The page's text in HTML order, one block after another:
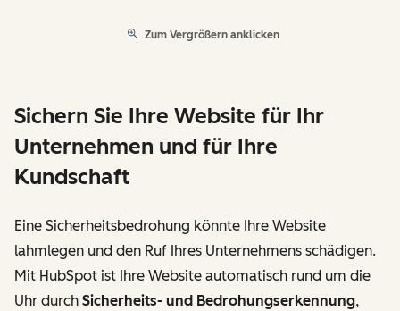
Zum Vergrößern anklicken
Sichern Sie Ihre Website für Ihr
Unternehmen und für Ihre
Kundschaft
Eine Sicherheitsbedrohung könnte Ihre Website
lahmlegen und den Ruf Ihres Unternehmens schädigen.
Mit HubSpot ist Ihre Website automatisch rund um die
Uhr durch Sicherheits- und Bedrohungserkennung,